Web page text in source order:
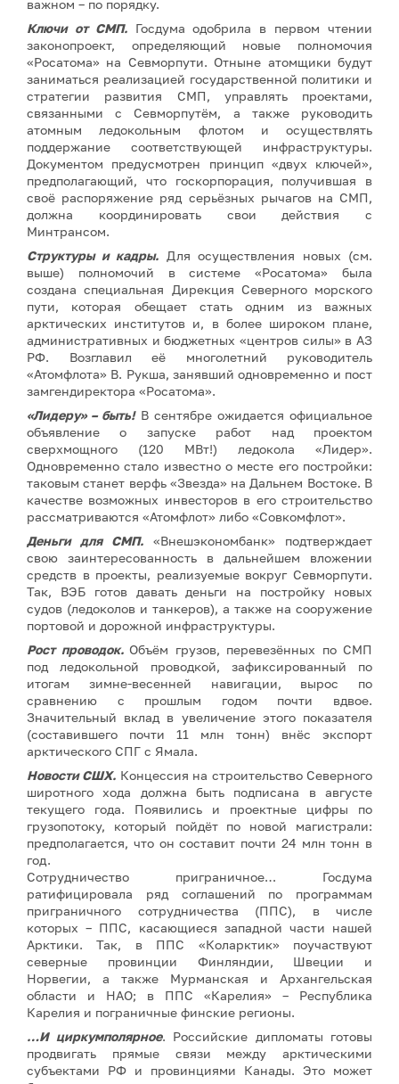
важном – по порядку.
Ключи от СМП.Госдума одобрила в первом чтении
законопроект, определяющий новые полномочия
«Росатома» на Севморпути. Отныне атомщики будут
заниматься реализацией государственной политики и
стратегии развития СМП, управлять проектами,
связанными с Севморпутём, а также руководить
атомным ледокольным флотом и осуществлять
поддержание соответствующей инфраструктуры.
Документом предусмотрен принцип «двух ключей»,
предполагающий, что госкорпорация, получившая в
своё распоряжение ряд серьёзных рычагов на СМП,
должна координировать свои действия с
Минтрансом.
Структуры и кадры. Для осуществления новых (см.
выше) полномочий в системе «Росатома» была
создана специальная Дирекция Северного морского
пути, которая обещает стать одним из важных
арктических институтов и, в более широком плане,
административных и бюджетных «центров силы» в АЗ
РФ. Возглавил её многолетний руководитель
«Атомфлота» В. Рукша, занявший одновременно и пост
замгендиректора «Росатома».
«Лидеру» – быть!В сентябре ожидается официальное
объявление о запуске работ над проектом
сверхмощного (120 МВт!) ледокола «Лидер».
Одновременно стало известно о месте его постройки:
таковым станет верфь «Звезда» на Дальнем Востоке. В
качестве возможных инвесторов в его строительство
рассматриваются «Атомфлот» либо «Совкомфлот».
Деньги для СМП. «Внешэкономбанк» подтверждает
свою заинтересованность в дальнейшем вложении
средств в проекты, реализуемые вокруг Севморпути.
Так, ВЭБ готов давать деньги на постройку новых
судов (ледоколов и танкеров), а также на сооружение
портовой и дорожной инфраструктуры.
Рост проводок. Объём грузов, перевезённых по СМП
под ледокольной проводкой, зафиксированный по
итогам зимне-весенней навигации, вырос по
сравнению с прошлым годом почти вдвое.
Значительный вклад в увеличение этого показателя
(составившего почти 11 млн тонн) внёс экспорт
арктического СПГ с Ямала.
Новости СШХ. Концессия на строительство Северного
широтного хода должна быть подписана в августе
текущего года. Появились и проектные цифры по
грузопотоку, который пойдёт по новой магистрали:
предполагается, что он составит почти 24 млн тонн в
год.
Сотрудничество приграничное… Госдума
ратифицировала ряд соглашений по программам
приграничного сотрудничества (ППС), в числе
которых – ППС, касающиеся западной части нашей
Арктики. Так, в ППС «Коларктик» поучаствуют
северные провинции Финляндии, Швеции и
Норвегии, а также Мурманская и Архангельская
области и НАО; в ППС «Карелия» – Республика
Карелия и пограничные финские регионы.
…И циркумполярное. Российские дипломаты готовы
продвигать прямые связи между арктическими
субъектами РФ и провинциями Канады. Это может